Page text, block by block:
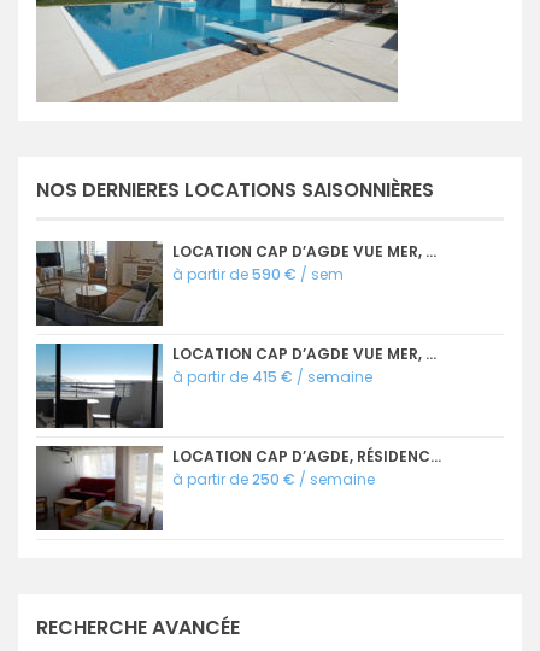
NOS DERNIERES LOCATIONS SAISONNIÈRES
LOCATION CAP D’AGDE VUE MER, ...
à partir de590 € / sem
LOCATION CAP D’AGDE VUE MER, ...
à partir de 415 € / semaine
LOCATION CAP D’AGDE, RÉSIDENC...
à partir de250 € / semaine
RECHERCHE AVANCÉE